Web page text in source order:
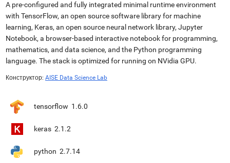
A pre-configured and fully integrated minimal runtime environment
with TensorFlow, an open source software library for machine
learning, Keras, an open source neural network library, Jupyter
Notebook, a browser-based interactive notebook for programming,
mathematics, and data science, and the Python programming
language. The stack is optimized for running on NVidia GPU.
Конструктор: AISE Data Science Lab
tensorflow 1.6.0
keras 2.1.2
python 2.7.14